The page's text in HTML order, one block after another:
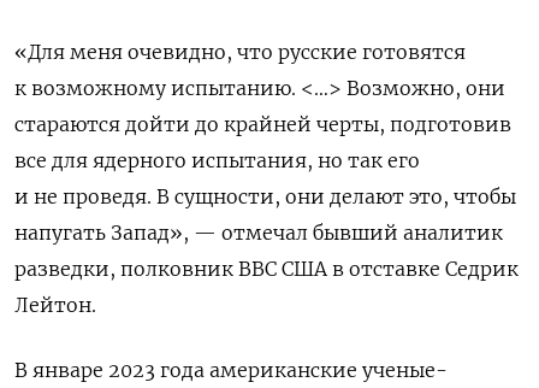
«Для меня очевидно, что русские готовятся
к возможному испытанию. <…> Возможно, они
стараются дойти до крайней черты, подготовив
все для ядерного испытания, но так его
и не проведя. В сущности, они делают это, чтобы
напугать Запад», — отмечал бывший аналитик
разведки, полковник ВВС США в отставке Седрик
Лейтон.
В январе 2023 года американские ученые-